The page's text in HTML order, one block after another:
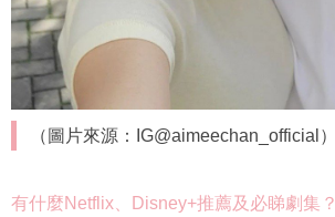
（圖片來源：IG@aimeechan_official）
有什麼Netflix、Disney+推薦及必睇劇集？